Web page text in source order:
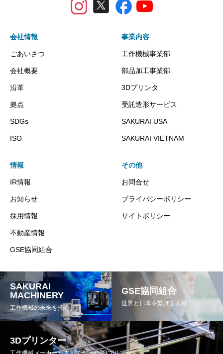
会社情報
ごあいさつ
会社概要
沿革
拠点
SDGs
ISO
事業内容
工作機械事業部
部品加工事業部
3Dプリンタ
受託造形サービス
SAKURAI USA
SAKURAI VIETNAM
情報
IR情報
お知らせ
採用情報
不動産情報
GSE協同組合
その他
お問合せ
プライバシーポリシー
サイトポリシー
SAKURAI
MACHINERY
工作機械の未来を拓く
GSE協同組合
世界と日本を繋げる人材
3Dプリンター